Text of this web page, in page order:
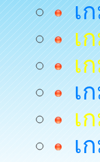
เก
เ
เ
เ
เ
เ